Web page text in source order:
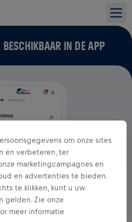
IN DE APP
om onze sites
en verbeteren, ter
marketingcampagnes en
en advertenties te bieden.
te klikken, kunt u uw
gelden. Zie onze
meer informatie